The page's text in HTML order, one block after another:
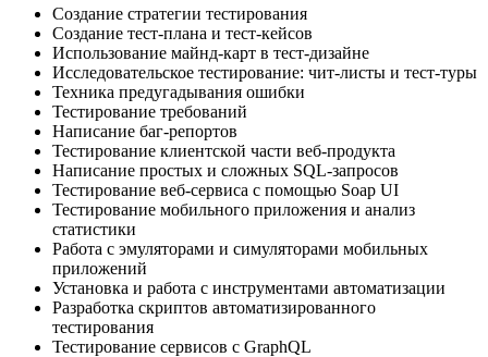
Создание стратегии тестирования
Создание тест-плана и тест-кейсов
Использование майнд-карт в тест-дизайне
Исследовательское тестирование: чит-листы и тест-туры
Техника предугадывания ошибки
Тестирование требований
Написание баг-репортов
Тестирование клиентской части веб-продукта
Написание простых и сложных SQL-запросов
Тестирование веб-сервиса с помощью Soap UI
Тестирование мобильного приложения и анализ
статистики
Работа с эмуляторами и симуляторами мобильных
приложений
Установка и работа с инструментами автоматизации
Разработка скриптов автоматизированного
тестирования
Тестирование сервисов с GraphQL